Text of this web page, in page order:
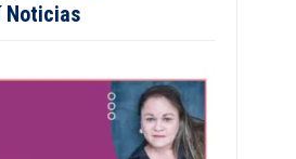
Noticias